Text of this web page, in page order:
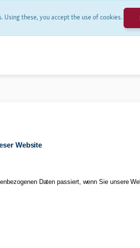
these, you accept the use of cookies.
Website
Daten passiert, wenn Sie unsere